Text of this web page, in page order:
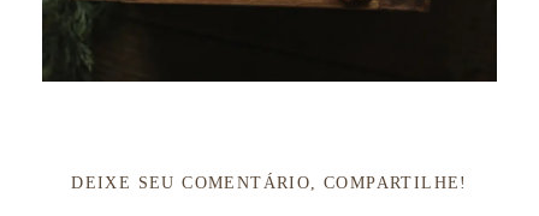
DEIXE SEU COMENTÁRIO, COMPARTILHE!